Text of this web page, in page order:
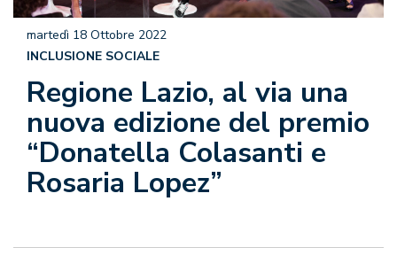
Regione Lazio, al via una
nuova edizione del premio
“Donatella Colasanti e
Rosaria Lopez”
martedì 18 Ottobre 2022
INCLUSIONE SOCIALE